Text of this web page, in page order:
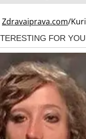
Zdravaiprava.com/